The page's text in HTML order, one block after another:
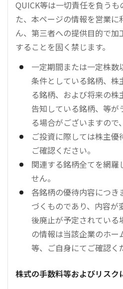
QUICK等は一切責任を負う
た、本ページの情報を営業に
ん、第三者への提供目的で
することを固く禁じます。
一定期間または一定株
条件としている銘柄、株
る銘柄、および将来の株
告知している銘柄、等
る場合がございますので
ご投資に際しては株主
ご確認ください。
関連する銘柄全てを網羅
せん。
各銘柄の優待内容につき
づくものであり、内容が
後廃止が予定されている
の情報は当該企業のホー
等、ご自身にてご確認く
株式の手数料等およびリスク